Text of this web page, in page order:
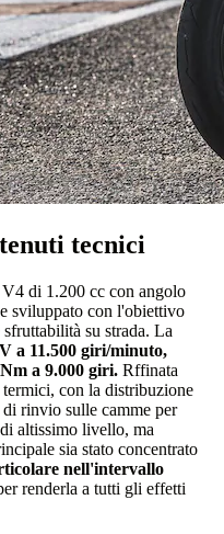
tecnici
di 1.200 cc con angolo
sviluppato con l'obiettivo
su strada. La
a 11.500 giri/minuto,
a 9.000 giri. Rffinata
con la distribuzione
rinvio sulle camme per
altissimo livello, ma
sia stato concentrato
nell'intervallo
renderla a tutti gli effetti